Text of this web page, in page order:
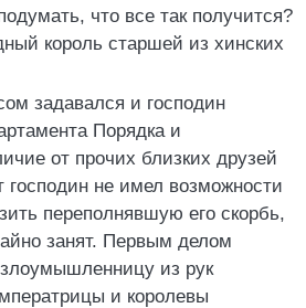
что все так получится?
король старшей из хинских
задавался и господин
Порядка и
от прочих близких друзей
господин не имел возможности
переполнявшую его скорбь,
занят. Первым делом
из рук
и королевы